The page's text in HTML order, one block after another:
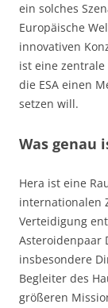
ein solches
Europäische
innovativen
ist eine
die ESA einen
setzen will.
Was genau
Hera ist eine
internationalen
Verteidigung
Asteroidenpaar
insbesondere
Begleiter des
größeren